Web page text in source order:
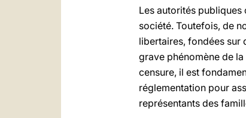
Les autorités
société. Toutefois, de
libertaires, fondées sur
grave phénomène de
censure, il est
réglementation pour
représentants des